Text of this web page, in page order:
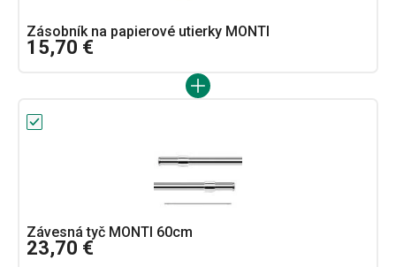
Zásobník na papierové utierky MONTI
15,70 €
Závesná tyč MONTI 60cm
23,70 €